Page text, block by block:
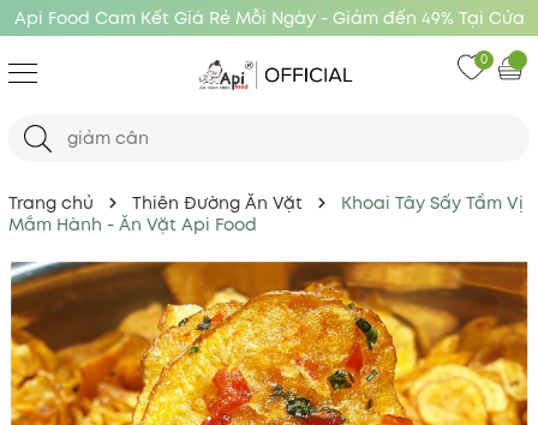
Api Food Cam Kết Giá Rẻ Mỗi Ngày - Giảm đến 49% Tại Cửa
Hàng Api Food
0
Trang chủ Thiên Đường Ăn Vặt
Khoai Tây Sấy Tẩm Vị
Mắm Hành - Ăn Vặt Api Food